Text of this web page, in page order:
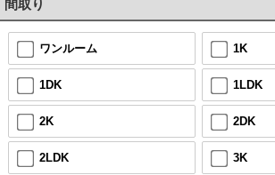
間取り
ワンルーム 1K
1DK 1LDK
2K 2DK
2LDK 3K